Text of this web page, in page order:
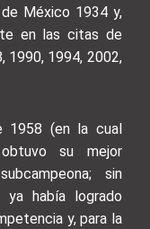
México 1934 y,
en las citas de
1990, 1994, 2002,
1958 (en la cual
su mejor
sin
había logrado
y, para la